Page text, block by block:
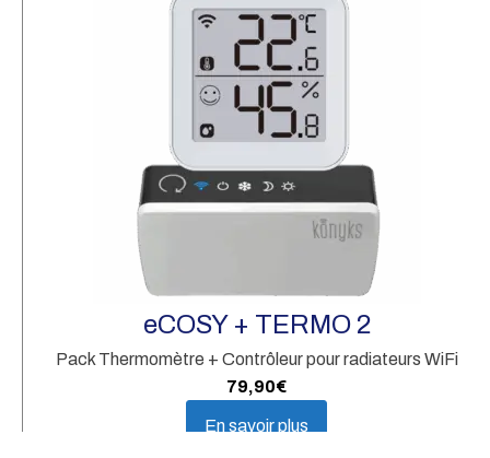
eCOSY + TERMO 2
Pack Thermomètre + Contrôleur pour radiateurs WiFi
79,90€
En savoir plus